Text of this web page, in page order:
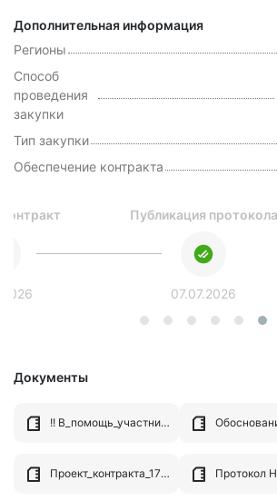
Дополнительная информация
Регионы
Способ
проведения
закупки
Тип закупки
Обеспечение контракта
Публикация протокола
07.07.2026
Документы
!! В_помощь_участникам_закупок.pdf
Проект_контракта_17181083-1.pdf Протокол